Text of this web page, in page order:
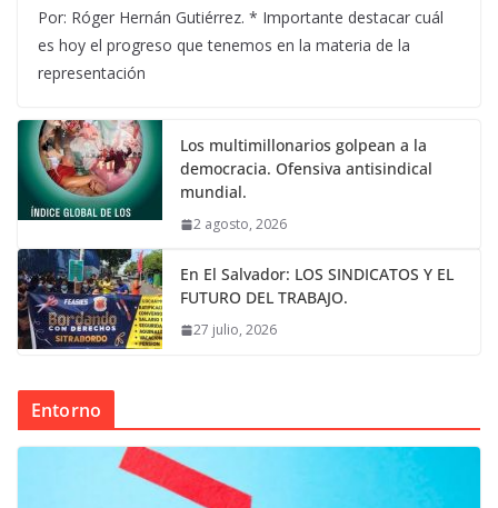
Por: Róger Hernán Gutiérrez. * Importante destacar cuál
es hoy el progreso que tenemos en la materia de la
representación
Los multimillonarios golpean a la
democracia. Ofensiva antisindical
mundial.
2 agosto, 2026
En El Salvador: LOS SINDICATOS Y EL
FUTURO DEL TRABAJO.
27 julio, 2026
Entorno